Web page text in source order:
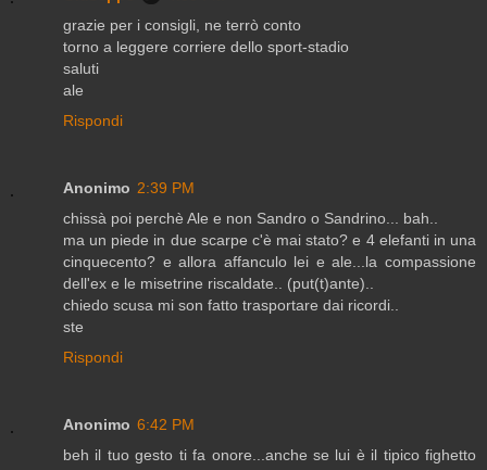
grazie per i consigli, ne terrò conto
torno a leggere corriere dello sport-stadio
saluti
ale
Rispondi
Anonimo 2:39 PM
chissà poi perchè Ale e non Sandro o Sandrino... bah..
ma un piede in due scarpe c'è mai stato? e 4 elefanti in una
cinquecento? e allora affanculo lei e ale...la compassione
dell'ex e le misetrine riscaldate.. (put(t)ante)..
chiedo scusa mi son fatto trasportare dai ricordi..
ste
Rispondi
Anonimo 6:42 PM
beh il tuo gesto ti fa onore...anche se lui è il tipico fighetto